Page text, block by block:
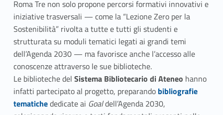
Roma Tre non solo propone percorsi formativi innovativi e
iniziative trasversali — come la “Lezione Zero per la
Sostenibilità” rivolta a tutte e tutti gli studenti e
strutturata su moduli tematici legati ai grandi temi
dell’Agenda 2030 — ma favorisce anche l’accesso alle
conoscenze attraverso le sue biblioteche.
Le biblioteche del Sistema Bibliotecario di Ateneo hanno
infatti partecipato al progetto, preparando Link identifier #identifier__72908-2bibliografie
tematichededicate ai Goaldell’Agenda 2030,